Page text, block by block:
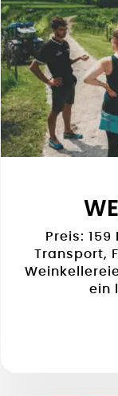
Preis:
Transport,
ein